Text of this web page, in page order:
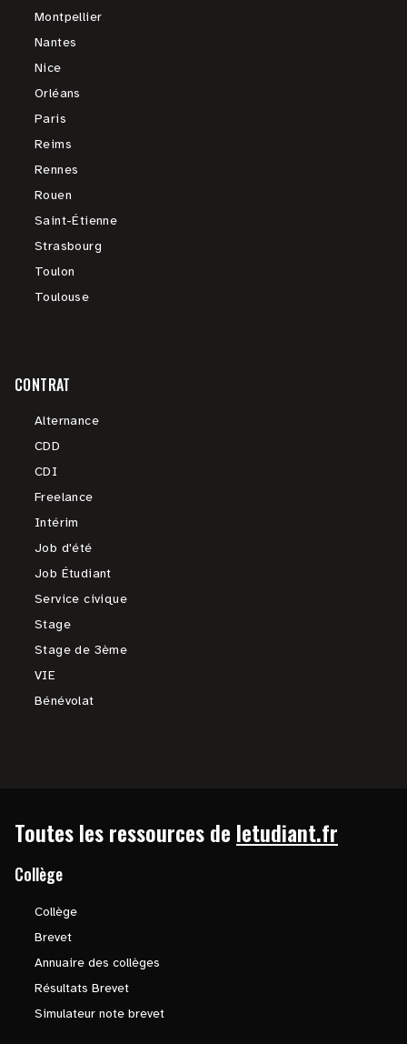
Montpellier
Nantes
Nice
Orléans
Paris
Reims
Rennes
Rouen
Saint-Étienne
Strasbourg
Toulon
Toulouse
CONTRAT
Alternance
CDD
CDI
Freelance
Intérim
Job d'été
Job Étudiant
Service civique
Stage
Stage de 3ème
VIE
Bénévolat
Toutes les ressources de letudiant.fr
Collège
Collège
Brevet
Annuaire des collèges
Résultats Brevet
Simulateur note brevet